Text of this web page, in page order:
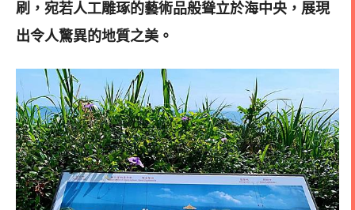
刷，宛若人工雕琢的藝術品般聳立於海中央，展現
出令人驚異的地質之美。